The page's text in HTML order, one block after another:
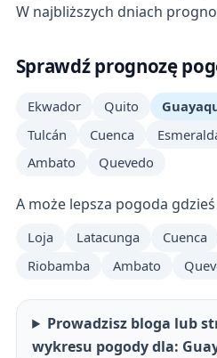
W najbliższych dniach
Sprawdź prognozę
Ekwador Quito
Tulcán
Cuenca
Ambato
Quevedo
A może lepsza pogoda
Loja Latacunga Cuenca
Riobamba
Ambato
Prowadzisz bloga lub
wykresu pogody dla: